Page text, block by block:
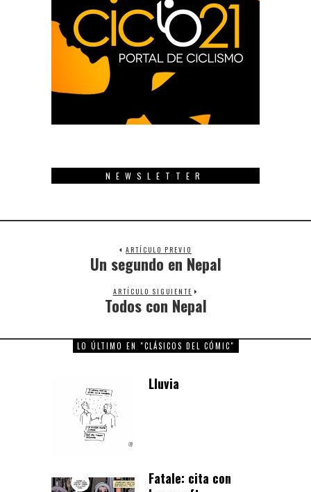
NEWSLETTER
ARTÍCULO PREVIO
Previous
Un segundo en Nepal
ARTÍCULO SIGUIENTE
Next
Todos con Nepal
LO ÚLTIMO EN "CLÁSICOS DEL CÓMIC"
Lluvia
Fatale: cita con